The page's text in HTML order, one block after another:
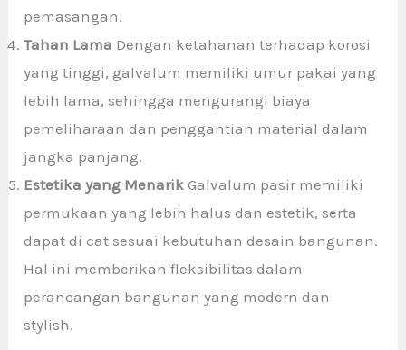
pemasangan.
Tahan Lama Dengan ketahanan terhadap korosi
yang tinggi, galvalum memiliki umur pakai yang
lebih lama, sehingga mengurangi biaya
pemeliharaan dan penggantian material dalam
jangka panjang.
Estetika yang Menarik Galvalum pasir memiliki
permukaan yang lebih halus dan estetik, serta
dapat di cat sesuai kebutuhan desain bangunan.
Hal ini memberikan fleksibilitas dalam
perancangan bangunan yang modern dan
stylish.